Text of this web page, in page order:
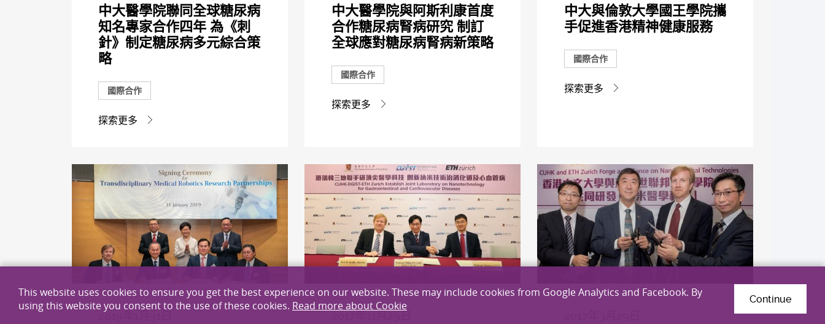
中大醫學院聯同全球糖尿病
知名專家合作四年 為《刺
針》制定糖尿病多元綜合策
略
國際合作
探索更多
中大醫學院與阿斯利康首度
合作糖尿病腎病研究 制訂
全球應對糖尿病腎病新策略
國際合作
探索更多
中大與倫敦大學國王學院攜
手促進香港精神健康服務
國際合作
探索更多
2019年1月31日
This website uses cookies to ensure you get the best experience on our website. These may include cookies from Google Analytics and Facebook. By
using this website you consent to the use of these cookies. Read more about Cookie Continue